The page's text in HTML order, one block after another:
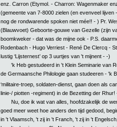
enz. Carron (Etymol. - Charron: Wagenmaker
(gemeente van 7-8000 zielen (en evenveel lijven
nog de rondwarende spoken niet mée!! - ) Pr.
(Blauwvoet) Geboorte-gouwe van Gezelle (zijn
boomkweker - dat was de mijne ook - P.S.
Rodenbach - Hugo Verriest - René De Clercq -
lustig ‘Lijsternest’ op 3 uurtjes van 't mijnent - -)
'k Heb gestudeerd in 't Klein Seminarie van
de Germaansche Philologie gaan studeeren - 'k
‘militaire-troep, soldaten-dienst, gaan doen als
linie-/ piotten -regiment) in de Bezetting der Rhur!
Nu, doe ik wat van alles, hoofdzakelijk de
goed meer weet hoe anders den tijd gedood,
in 't Vlaamsch, 't zij in 't Franch, 't zij in 't